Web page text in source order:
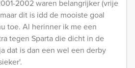
2002 waren belangrijker (vrije
dit is idd de mooiste goal
toe. Al herinner ik me een
tegen Sparta die dicht in de
dat is dan een wel een derby